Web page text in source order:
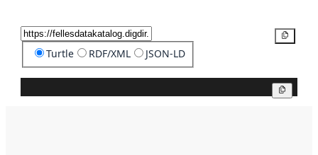
Turtle RDF/XML JSON-LD